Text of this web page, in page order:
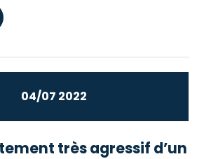
04/07 2022
très agressif d’un